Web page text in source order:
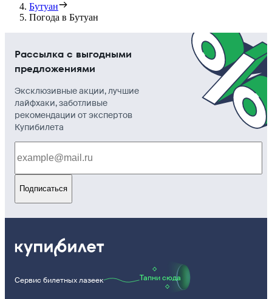
Бутуан
Погода в Бутуан
Рассылка с выгодными
предложениями
Эксклюзивные акции, лучшие
лайфхаки, заботливые
рекомендации от экспертов
Купибилета
Подписаться
Сервис билетных лазеек Тапни сюда